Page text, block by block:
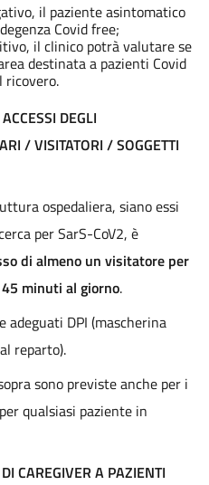
il paziente asintomatico
Covid free;
il clinico potrà valutare se
destinata a pazienti Covid
ricovero.
DEGLI
/ VISITATORI / SOGGETTI
ospedaliera, siano essi
per SarS-CoV2, è
di almeno un visitatore per
minuti al giorno.
DPI (mascherina
reparto).
sono previste anche per i
qualsiasi paziente in
CAREGIVER A PAZIENTI